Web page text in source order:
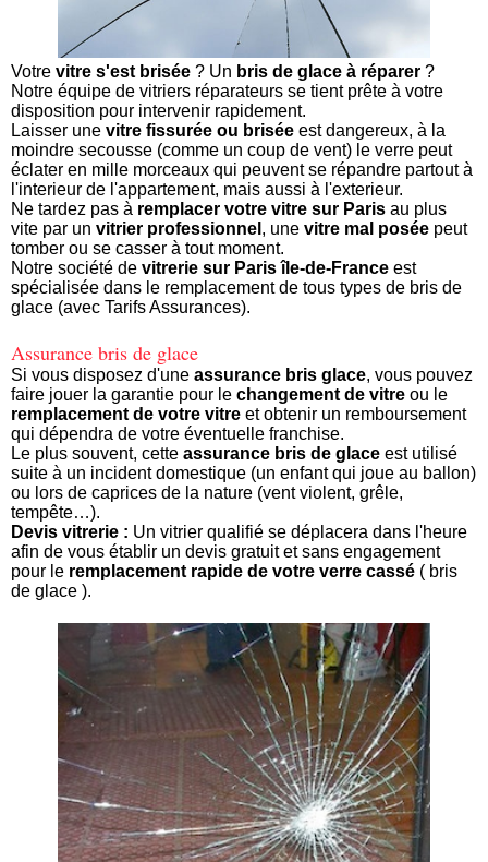
Votre vitre s'est brisée ? Un bris de glace à réparer ?
Notre équipe de vitriers réparateurs se tient prête à votre
disposition pour intervenir rapidement.
Laisser une vitre fissurée ou brisée est dangereux, à la
moindre secousse (comme un coup de vent) le verre peut
éclater en mille morceaux qui peuvent se répandre partout à
l'interieur de l'appartement, mais aussi à l'exterieur.
Ne tardez pas à remplacer votre vitre sur Paris au plus
vite par un vitrier professionnel , une vitre mal posée peut
tomber ou se casser à tout moment.
Notre société de vitrerie sur Paris île-de-France est
spécialisée dans le remplacement de tous types de bris de
glace (avec Tarifs Assurances).
Assurance bris de glace
Si vous disposez d'une assurance bris glace, vous pouvez
faire jouer la garantie pour le changement de vitre ou le
remplacement de votre vitre et obtenir un remboursement
qui dépendra de votre éventuelle franchise.
Le plus souvent, cette assurance bris de glace est utilisé
suite à un incident domestique (un enfant qui joue au ballon)
ou lors de caprices de la nature (vent violent, grêle,
tempête…).
Devis vitrerie : Un vitrier qualifié se déplacera dans l'heure
afin de vous établir un devis gratuit et sans engagement
pour le remplacement rapide de votre verre cassé ( bris
de glace ).